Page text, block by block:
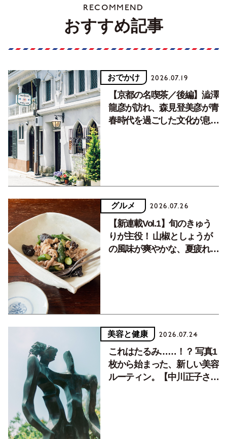
RECOMMEND
おすすめ記事
おでかけ 2026.07.19
【京都の名喫茶／後編】澁澤
龍彦が訪れ、森見登美彦が青
春時代を過ごした文化が息づ
グルメ 2026.07.26
【新連載Vol.1】旬のきゅう
りが主役！ 山椒としょうが
の風味が爽やかな、夏疲れを
美容と健康 2026.07.24
これはたるみ……！？ 写真1
枚から始まった、新しい美容
ルーティン。【中川正子さん